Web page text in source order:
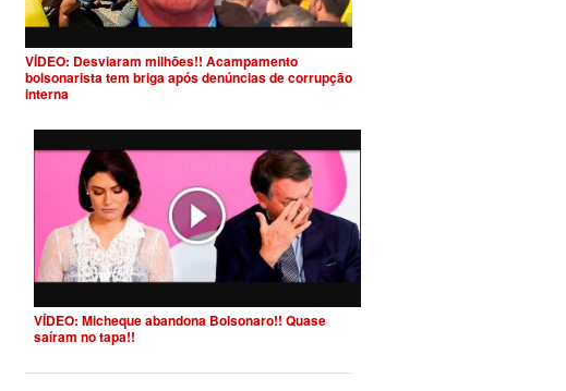
VÍDEO: Desviaram milhões!! Acampamento
bolsonarista tem briga após denúncias de corrupção
interna
VÍDEO: Micheque abandona Bolsonaro!! Quase
saíram no tapa!!